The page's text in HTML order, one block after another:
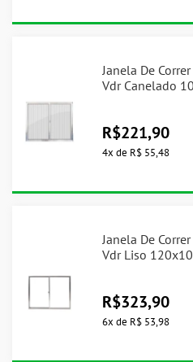
Janela De
Vdr Canelado
R$221,90
4x de R$ 55,48
Janela De
Vdr Liso
R$323,90
6x de R$ 53,98